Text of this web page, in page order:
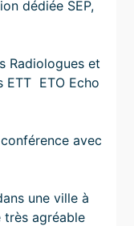
dédiée SEP,
Radiologues et
ETT ETO Echo
avec
une ville à
très agréable